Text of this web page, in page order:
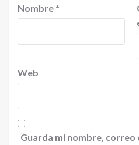
Nombre *
Web
Guarda mi nombre, correo